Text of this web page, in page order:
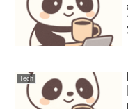
Tech